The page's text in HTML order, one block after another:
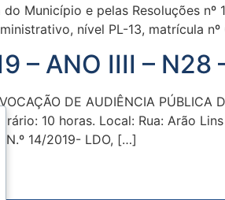
Município e pelas Resoluções nº
nível PL-13, matrícula
– ANO IIII – N28
DE AUDIÊNCIA
10 horas. Local: Rua: Arão
N.º 14/2019- LDO, […]